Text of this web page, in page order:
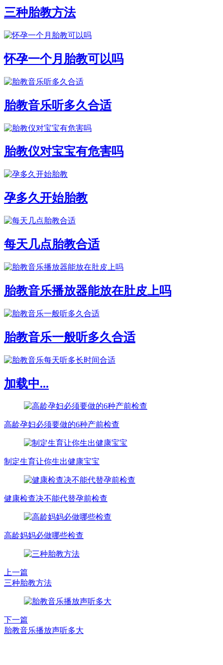
三种胎教方法
怀孕一个月胎教可以吗
胎教音乐听多久合适
胎教仪对宝宝有危害吗
孕多久开始胎教
每天几点胎教合适
胎教音乐播放器能放在肚皮上吗
胎教音乐一般听多久合适
加载中...
高龄孕妇必须要做的6种产前检查
制定生育让你生出健康宝宝
健康检查决不能代替孕前检查
高龄妈妈必做哪些检查
上一篇
三种胎教方法
下一篇
胎教音乐播放声听多大